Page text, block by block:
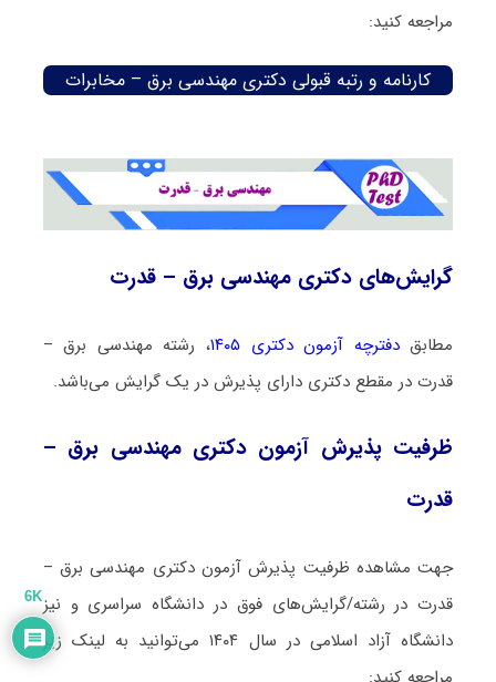
مراجعه کنید:
کارنامه و رتبه قبولی دکتری مهندسی برق – مخابرات
گرایش‌های دکتری مهندسی برق – قدرت
مطابقدفترچه آزمون دکتری ۱۴۰۵
، رشته مهندسی برق –
قدرت در مقطع دکتری دارای پذیرش در یک گرایش می‌باشد.
ظرفیت پذیرش آزمون دکتری مهندسی برق –
قدرت
جهت مشاهده ظرفیت پذیرش آزمون دکتری مهندسی برق –
قدرت در رشته/گرایش‌های فوق در دانشگاه سراسری و نیز
دانشگاه آزاد اسلامی در سال ۱۴۰۴ می‌توانید به لینک زیر
6K